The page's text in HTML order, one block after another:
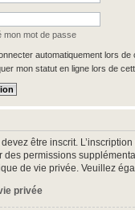
mon mot de passe
automatiquement lors de
mon statut en ligne lors de
être inscrit.
des permissions
de vie privée. Veuillez
privée